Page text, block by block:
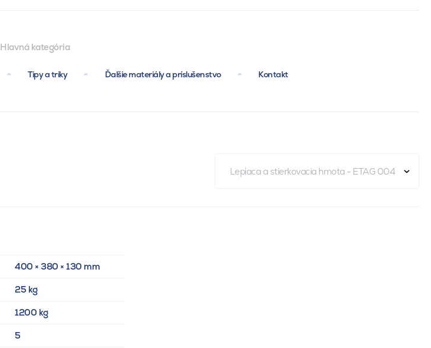
Hlavná kategória
Tipy a triky Ďalšie materiály a príslušenstvo Kontakt
Lepiaca a stierkovacia hmota - ETAG 004
400 × 380 × 130 mm
25 kg
1200 kg
5